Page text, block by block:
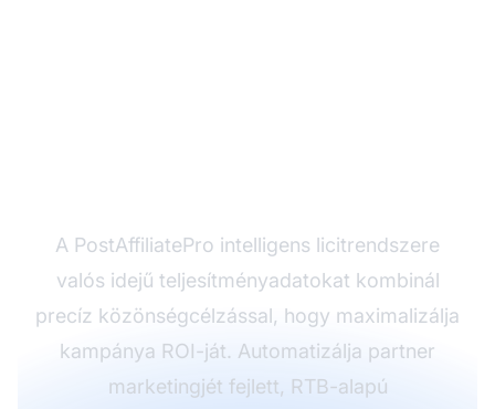
A PostAffiliatePro intelligens licitrendszere
valós idejű teljesítményadatokat kombinál
precíz közönségcélzással, hogy maximalizálja
kampánya ROI-ját. Automatizálja partner
marketingjét fejlett, RTB-alapú